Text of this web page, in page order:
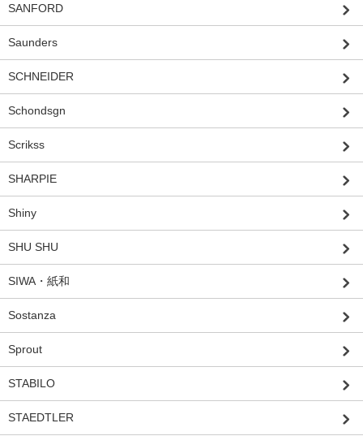
SANFORD
Saunders
SCHNEIDER
Schondsgn
Scrikss
SHARPIE
Shiny
SHU SHU
SIWA・紙和
Sostanza
Sprout
STABILO
STAEDTLER